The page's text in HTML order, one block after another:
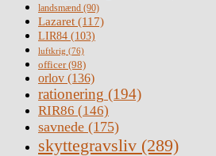
landsmænd (90)
Lazaret (117)
LIR84 (103)
luftkrig (76)
officer(98)
orlov (136)
rationering (194)
RIR86 (146)
savnede (175)
skyttegravsliv (289)